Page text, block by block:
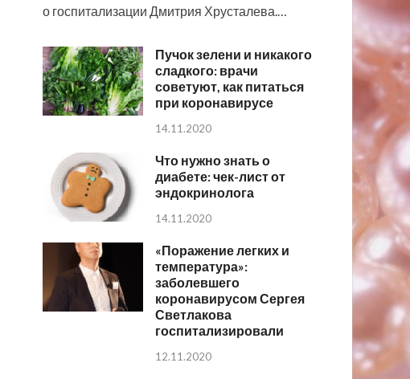
о госпитализации Дмитрия Хрусталева.…
Пучок зелени и никакого
сладкого: врачи
советуют, как питаться
при коронавирусе
14.11.2020
Что нужно знать о
диабете: чек-лист от
эндокринолога
14.11.2020
«Поражение легких и
температура»:
заболевшего
коронавирусом Сергея
Светлакова
госпитализировали
12.11.2020